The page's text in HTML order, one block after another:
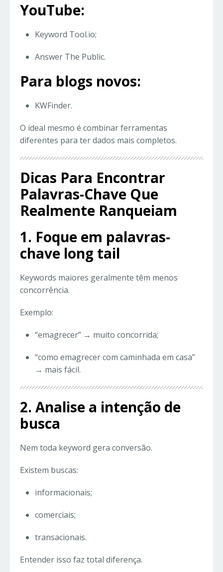
YouTube:
Keyword Tool.io;
Answer The Public.
Para blogs novos:
KWFinder.
O ideal mesmo é combinar ferramentas
diferentes para ter dados mais completos.
Dicas Para Encontrar
Palavras-Chave Que
Realmente Ranqueiam
1. Foque em palavras-
chave long tail
Keywords maiores geralmente têm menos
concorrência.
Exemplo:
“emagrecer” → muito concorrida;
“como emagrecer com caminhada em casa”
→ mais fácil.
2. Analise a intenção de
busca
Nem toda keyword gera conversão.
Existem buscas:
informacionais;
comerciais;
transacionais.
Entender isso faz total diferença.